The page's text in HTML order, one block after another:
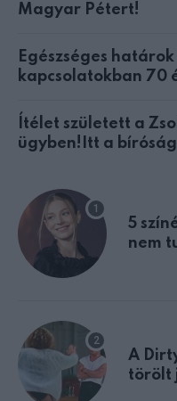
Magyar Pétert!
Egészséges határok
kapcsolatokban 70
Ítélet született a
ügyben!Itt a
5
nem
A
törölt